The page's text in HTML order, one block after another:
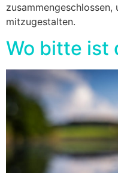
mitzugestalten.
Wo bitte ist